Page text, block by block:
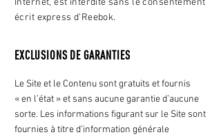
Internet, est interdite sans le consentement
écrit express d’Reebok.
EXCLUSIONS DE GARANTIES
Le Site et le Contenu sont gratuits et fournis
« en l’état » et sans aucune garantie d’aucune
sorte. Les informations figurant sur le Site sont
fournies à titre d’information générale